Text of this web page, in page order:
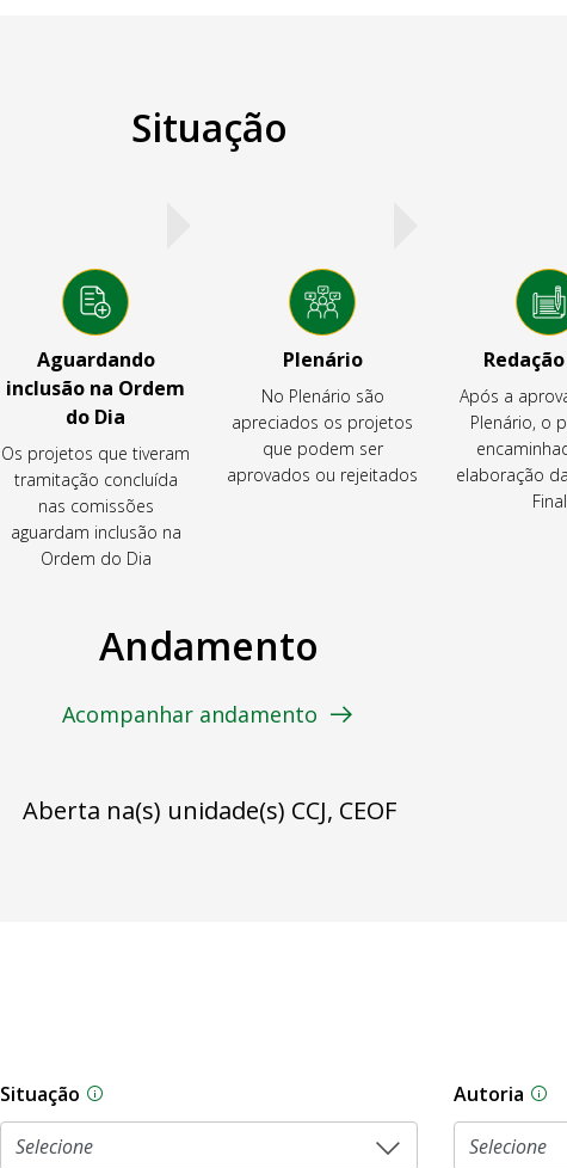
Situação
Aguardando
inclusão na Ordem
do Dia
Os projetos que tiveram
tramitação concluída
nas comissões
aguardam inclusão na
Ordem do Dia
Plenário
No Plenário são
apreciados os projetos
que podem ser
aprovados ou rejeitados
Após a
Plenário, o
elaboração
Final
Andamento
Acompanhar andamento
Aberta na(s) unidade(s) CCJ, CEOF
Situação Na CLDF, as proposições legislativas passam por
Autoria As